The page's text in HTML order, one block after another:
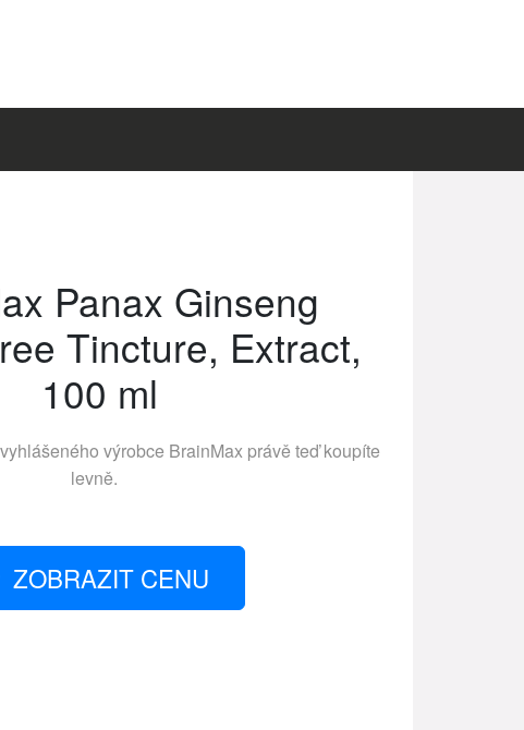
Panax Ginseng
Tincture, Extract,
100 ml
výrobce BrainMax právě teď koupíte
levně.
ZOBRAZIT CENU